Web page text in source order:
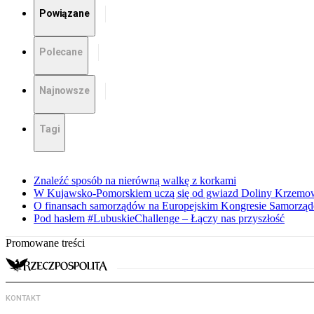
Powiązane
Polecane
Najnowsze
Tagi
Znaleźć sposób na nierówną walkę z korkami
W Kujawsko-Pomorskiem uczą się od gwiazd Doliny
O finansach samorządów na Europejskim Kongresie
Pod hasłem #LubuskieChallenge – Łączy nas przyszłość
Promowane treści
KONTAKT